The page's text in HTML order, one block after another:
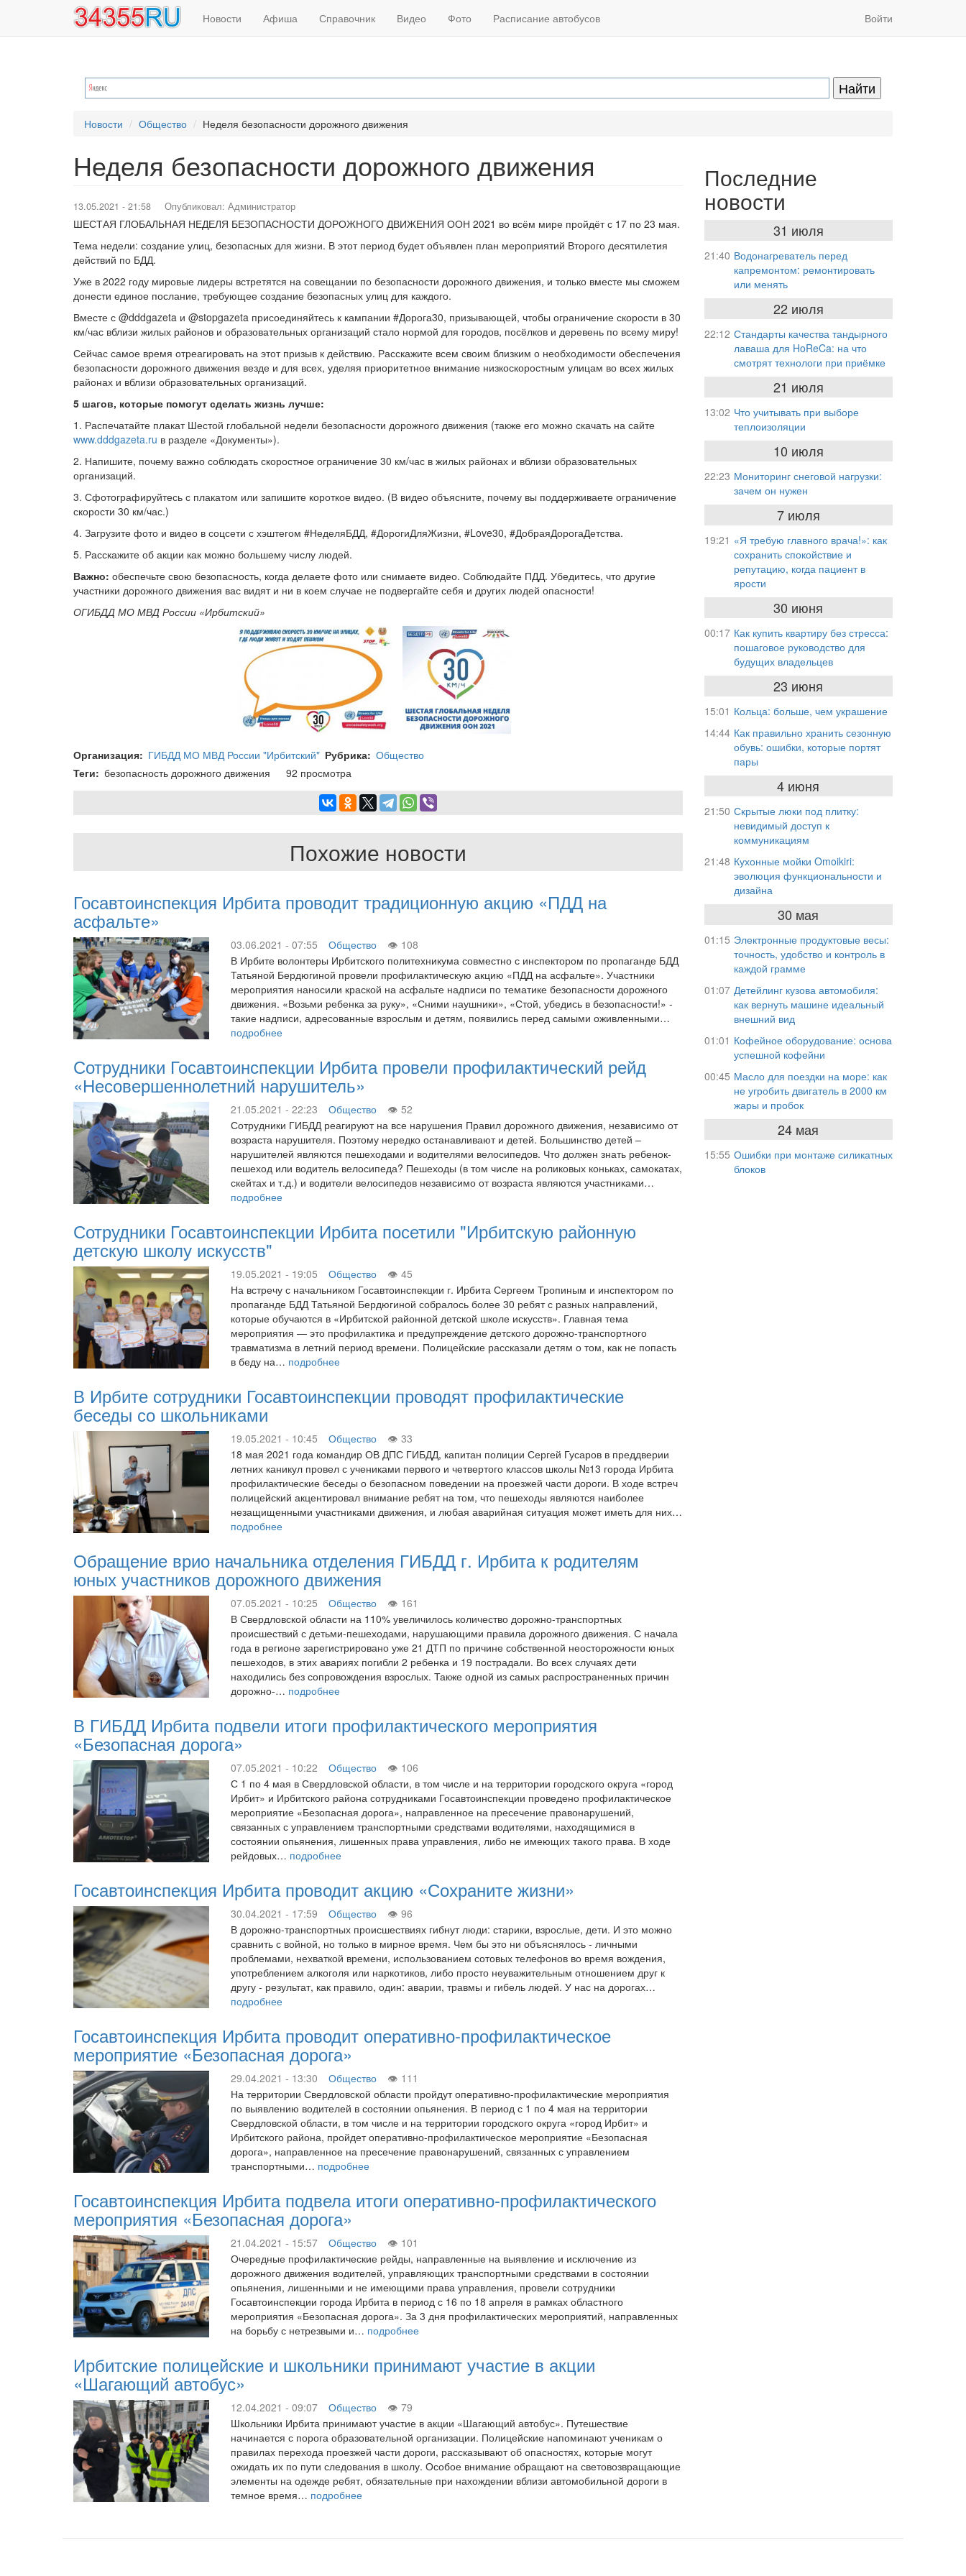
основному
Основная
навигация
Новости Афиша Справочник Видео Фото Расписание автобусов
Меню
учётной
пользователя
Войти
Новости Общество Неделя безопасности дорожного движения
Неделя безопасности дорожного движения
13.05.2021 - 21:58 Опубликовал: Администратор
ШЕСТАЯ ГЛОБАЛЬНАЯ НЕДЕЛЯ БЕЗОПАСНОСТИ ДОРОЖНОГО ДВИЖЕНИЯ ООН 2021 во всём мире пройдёт с 17 по 23 мая.
Тема недели: создание улиц, безопасных для жизни. В этот период будет объявлен план мероприятий Второго десятилетия
действий по БДД.
Уже в 2022 году мировые лидеры встретятся на совещании по безопасности дорожного движения, и только вместе мы сможем
донести единое послание, требующее создание безопасных улиц для каждого.
Вместе с @dddgazeta и @stopgazeta присоединяйтесь к кампании #Дорога30, призывающей, чтобы ограничение скорости в 30
км/час вблизи жилых районов и образовательных организаций стало нормой для городов, посёлков и деревень по всему миру!
Сейчас самое время отреагировать на этот призыв к действию. Расскажите всем своим близким о необходимости обеспечения
безопасности дорожного движения везде и для всех, уделяя приоритетное внимание низкоскоростным улицам во всех жилых
районах и вблизи образовательных организаций.
5 шагов, которые помогут сделать жизнь лучше:
1. Распечатайте плакат Шестой глобальной недели безопасности дорожного движения (также его можно скачать на сайте
www.dddgazeta.ru в разделе «Документы»).
2. Напишите, почему важно соблюдать скоростное ограничение 30 км/час в жилых районах и вблизи образовательных
организаций.
3. Сфотографируйтесь с плакатом или запишите короткое видео. (В видео объясните, почему вы поддерживаете ограничение
скорости 30 км/час.)
4. Загрузите фото и видео в соцсети с хэштегом #НеделяБДД, #ДорогиДляЖизни, #Love30, #ДобраяДорогаДетства.
5. Расскажите об акции как можно большему числу людей.
Важно: обеспечьте свою безопасность, когда делаете фото или снимаете видео. Соблюдайте ПДД. Убедитесь, что другие
участники дорожного движения вас видят и ни в коем случае не подвергайте себя и других людей опасности!
ОГИБДД МО МВД России «Ирбитский»
Организация ГИБДД МО МВД России "Ирбитский" Рубрика Общество
Теги
безопасность дорожного движения 92 просмотра
Похожие новости
Госавтоинспекция Ирбита проводит традиционную акцию «ПДД на
асфальте»
03.06.2021 - 07:55 Общество
108
В Ирбите волонтеры Ирбитского политехникума совместно с инспектором по пропаганде БДД
Татьяной Бердюгиной провели профилактическую акцию «ПДД на асфальте». Участники
мероприятия наносили краской на асфальте надписи по тематике безопасности дорожного
движения. «Возьми ребенка за руку», «Сними наушники», «Стой, убедись в безопасности!» -
такие надписи, адресованные взрослым и детям, появились перед самыми оживленными…
подробнее
Сотрудники Госавтоинспекции Ирбита провели профилактический рейд
«Несовершеннолетний нарушитель»
21.05.2021 - 22:23 Общество
52
Сотрудники ГИБДД реагируют на все нарушения Правил дорожного движения, независимо от
возраста нарушителя. Поэтому нередко останавливают и детей. Большинство детей –
нарушителей являются пешеходами и водителями велосипедов. Что должен знать ребенок-
пешеход или водитель велосипеда? Пешеходы (в том числе на роликовых коньках, самокатах,
скейтах и т.д.) и водители велосипедов независимо от возраста являются участниками…
подробнее
Сотрудники Госавтоинспекции Ирбита посетили "Ирбитскую районную
детскую школу искусств"
19.05.2021 - 19:05 Общество
45
На встречу с начальником Госавтоинспекции г. Ирбита Сергеем Тропиным и инспектором по
пропаганде БДД Татьяной Бердюгиной собралось более 30 ребят с разных направлений,
которые обучаются в «Ирбитской районной детской школе искусств». Главная тема
мероприятия — это профилактика и предупреждение детского дорожно-транспортного
травматизма в летний период времени. Полицейские рассказали детям о том, как не попасть
в беду на… подробнее
В Ирбите сотрудники Госавтоинспекции проводят профилактические
беседы со школьниками
19.05.2021 - 10:45 Общество
33
18 мая 2021 года командир ОВ ДПС ГИБДД, капитан полиции Сергей Гусаров в преддверии
летних каникул провел с учениками первого и четвертого классов школы №13 города Ирбита
профилактические беседы о безопасном поведении на проезжей части дороги. В ходе встреч
полицейский акцентировал внимание ребят на том, что пешеходы являются наиболее
незащищенными участниками движения, и любая аварийная ситуация может иметь для них…
подробнее
Обращение врио начальника отделения ГИБДД г. Ирбита к родителям
юных участников дорожного движения
07.05.2021 - 10:25 Общество
161
В Свердловской области на 110% увеличилось количество дорожно-транспортных
происшествий с детьми-пешеходами, нарушающими правила дорожного движения. С начала
года в регионе зарегистрировано уже 21 ДТП по причине собственной неосторожности юных
пешеходов, в этих авариях погибли 2 ребенка и 19 пострадали. Во всех случаях дети
находились без сопровождения взрослых. Также одной из самых распространенных причин
дорожно-… подробнее
В ГИБДД Ирбита подвели итоги профилактического мероприятия
«Безопасная дорога»
07.05.2021 - 10:22 Общество
106
С 1 по 4 мая в Свердловской области, в том числе и на территории городского округа «город
Ирбит» и Ирбитского района сотрудниками Госавтоинспекции проведено профилактическое
мероприятие «Безопасная дорога», направленное на пресечение правонарушений,
связанных с управлением транспортными средствами водителями, находящимися в
состоянии опьянения, лишенных права управления, либо не имеющих такого права. В ходе
рейдовых… подробнее
Госавтоинспекция Ирбита проводит акцию «Сохраните жизни»
30.04.2021 - 17:59 Общество
96
В дорожно-транспортных происшествиях гибнут люди: старики, взрослые, дети. И это можно
сравнить с войной, но только в мирное время. Чем бы это ни объяснялось - личными
проблемами, нехваткой времени, использованием сотовых телефонов во время вождения,
употреблением алкоголя или наркотиков, либо просто неуважительным отношением друг к
другу - результат, как правило, один: аварии, травмы и гибель людей. У нас на дорогах…
подробнее
Госавтоинспекция Ирбита проводит оперативно-профилактическое
мероприятие «Безопасная дорога»
29.04.2021 - 13:30 Общество
111
На территории Свердловской области пройдут оперативно-профилактические мероприятия
по выявлению водителей в состоянии опьянения. В период с 1 по 4 мая на территории
Свердловской области, в том числе и на территории городского округа «город Ирбит» и
Ирбитского района, пройдет оперативно-профилактическое мероприятие «Безопасная
дорога», направленное на пресечение правонарушений, связанных с управлением
транспортными… подробнее
Госавтоинспекция Ирбита подвела итоги оперативно-профилактического
мероприятия «Безопасная дорога»
21.04.2021 - 15:57 Общество
101
Очередные профилактические рейды, направленные на выявление и исключение из
дорожного движения водителей, управляющих транспортными средствами в состоянии
опьянения, лишенными и не имеющими права управления, провели сотрудники
Госавтоинспекции города Ирбита в период с 16 по 18 апреля в рамках областного
мероприятия «Безопасная дорога». За 3 дня профилактических мероприятий, направленных
на борьбу с нетрезвыми и… подробнее
Ирбитские полицейские и школьники принимают участие в акции
«Шагающий автобус»
12.04.2021 - 09:07 Общество
79
Школьники Ирбита принимают участие в акции «Шагающий автобус». Путешествие
начинается с порога образовательной организации. Полицейские напоминают ученикам о
правилах перехода проезжей части дороги, рассказывают об опасностях, которые могут
ожидать их по пути следования в школу. Особое внимание обращают на световозвращающие
элементы на одежде ребят, обязательные при нахождении вблизи автомобильной дороги в
темное время… подробнее
Последние
новости
31 июля
21:40 Водонагреватель перед
капремонтом: ремонтировать
или менять
22 июля
22:12 Стандарты качества тандырного
лаваша для HoReCa: на что
смотрят технологи при приёмке
21 июля
13:02 Что учитывать при выборе
теплоизоляции
10 июля
22:23 Мониторинг снеговой нагрузки:
зачем он нужен
7 июля
19:21 «Я требую главного врача!»: как
сохранить спокойствие и
репутацию, когда пациент в
ярости
30 июня
00:17 Как купить квартиру без стресса:
пошаговое руководство для
будущих владельцев
23 июня
15:01 Кольца: больше, чем украшение
14:44 Как правильно хранить сезонную
обувь: ошибки, которые портят
пары
4 июня
21:50 Скрытые люки под плитку:
невидимый доступ к
коммуникациям
21:48 Кухонные мойки Omoikiri:
эволюция функциональности и
дизайна
30 мая
01:15 Электронные продуктовые весы:
точность, удобство и контроль в
каждой грамме
01:07 Детейлинг кузова автомобиля:
как вернуть машине идеальный
внешний вид
01:01 Кофейное оборудование: основа
успешной кофейни
00:45 Масло для поездки на море: как
не угробить двигатель в 2000 км
жары и пробок
24 мая
15:55 Ошибки при монтаже силикатных
блоков